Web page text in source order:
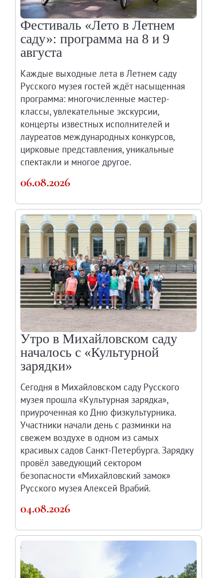
Лекции и абонементы
Лекторий
Лекции
Абонементы
Программы и мероприятия
Социально-культурные проекты
Для СМИ
О Музее
О музее
Генеральный директор
Дирекция
Дворцы и сады
Корпус Бенуа
Михайловский (Инженерный) замок
Мраморный дворец
Строгановский дворец
Домик Петра I
Летний дворец Петра I
Летний сад
Михайловский сад
Западный павильон Михайловского
Восточный павильон Михайловского
Филиал в Кемерово
Клуб Друзей Русского музея
Партнеры и спонсоры
Культурно-просветительские и
Ассоциация художественных музеев
Локальные нормативные акты
Уставные документы
Закупки
Результаты проведения специальной
Аренда
Противодействие терроризму
Противодействие коррупции
Страницы памяти
Коллекции
Древнерусское искусство
Живопись XVIII – первой половины XIX вв.
Фестиваль «Лето в Летнем
саду»: программа на 8 и 9
августа
Каждые выходные лета в Летнем саду
Русского музея гостей ждёт насыщенная
программа: многочисленные мастер-
классы, увлекательные экскурсии,
концерты известных исполнителей и
лауреатов международных конкурсов,
цирковые представления, уникальные
спектакли и многое другое.
06.08.2026
Утро в Михайловском саду
началось с «Культурной
зарядки»
Сегодня в Михайловском саду Русского
музея прошла «Культурная зарядка»,
приуроченная ко Дню физкультурника.
Участники начали день с разминки на
свежем воздухе в одном из самых
красивых садов Санкт-Петербурга. Зарядку
провёл заведующий сектором
безопасности «Михайловский замок»
Русского музея Алексей Врабий.
04.08.2026